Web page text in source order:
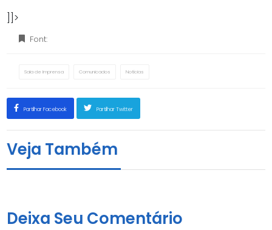
]]>
Font:
Sala de Imprensa Comunicados Notícias
Partilhar Facebook Partilhar Twitter
Veja Também
Mensagem de condolências
11 de Outubro, 2020
Deixa Seu Comentário